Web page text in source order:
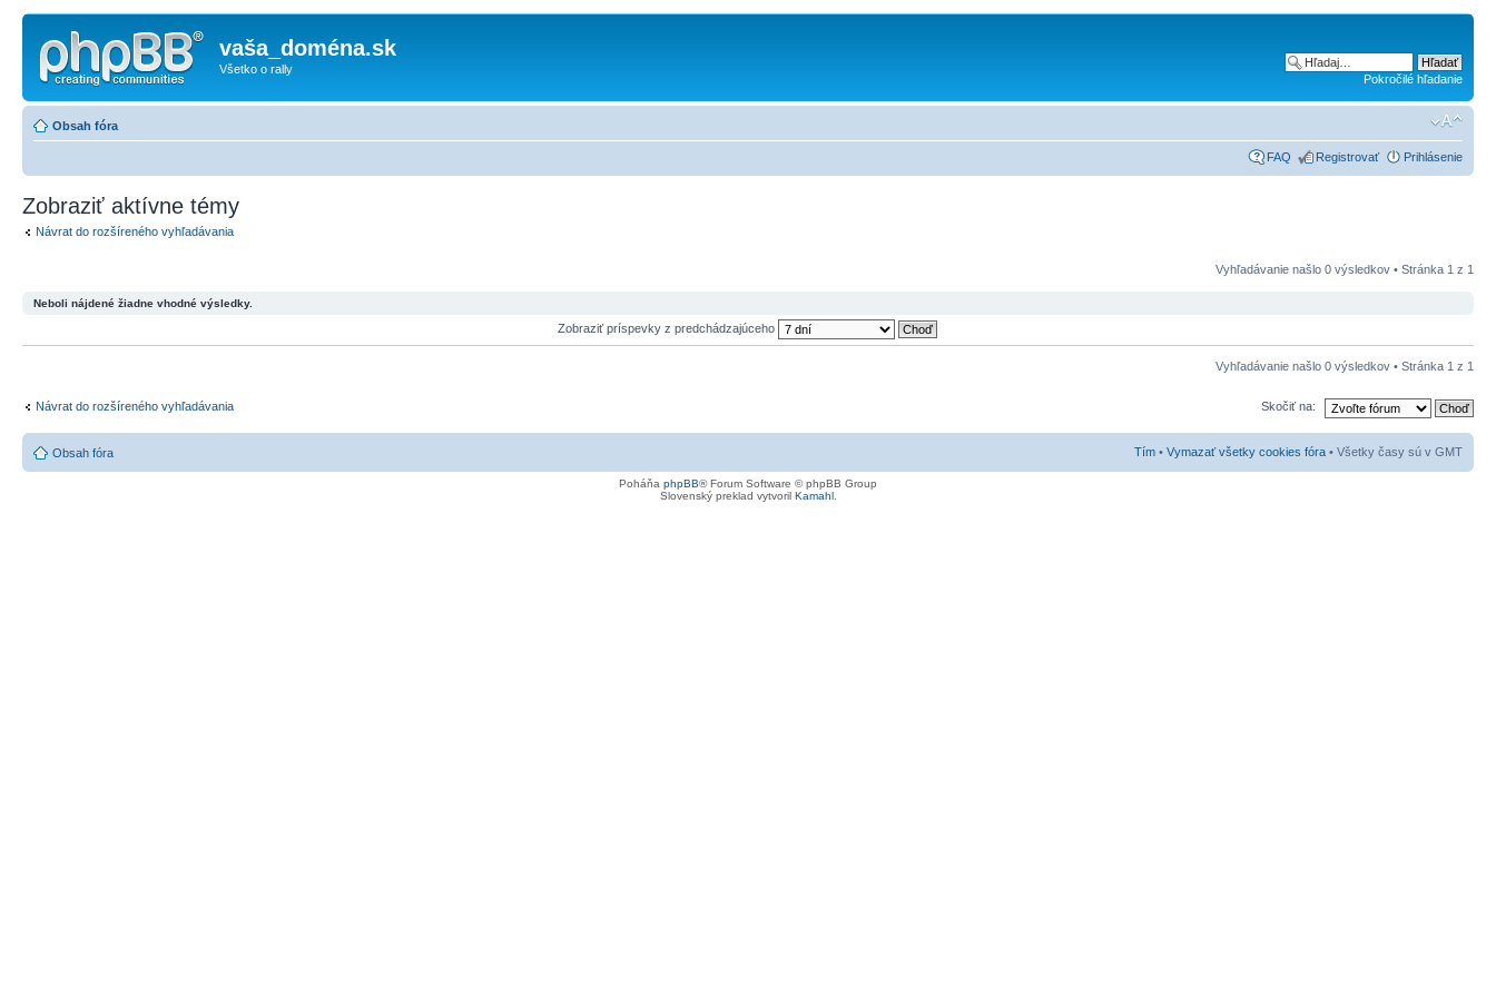
vaša_doména.sk
Všetko o rally
Pokročilé hľadanie
Obsah fóra
FAQ Registrovať Prihlásenie
Zobraziť aktívne témy
Návrat do rozšíreného vyhľadávania
Vyhľadávanie našlo 0 výsledkov • Stránka 1 z 1
Neboli nájdené žiadne vhodné výsledky.
Zobraziť príspevky z predchádzajúceho
Vyhľadávanie našlo 0 výsledkov • Stránka 1 z 1
Návrat do rozšíreného vyhľadávania Skočiť na:
Obsah fóra Tím • Vymazať všetky cookies fóra • Všetky časy sú v GMT
Poháňa phpBB® Forum Software © phpBB Group
Slovenský preklad vytvoril Kamahl.